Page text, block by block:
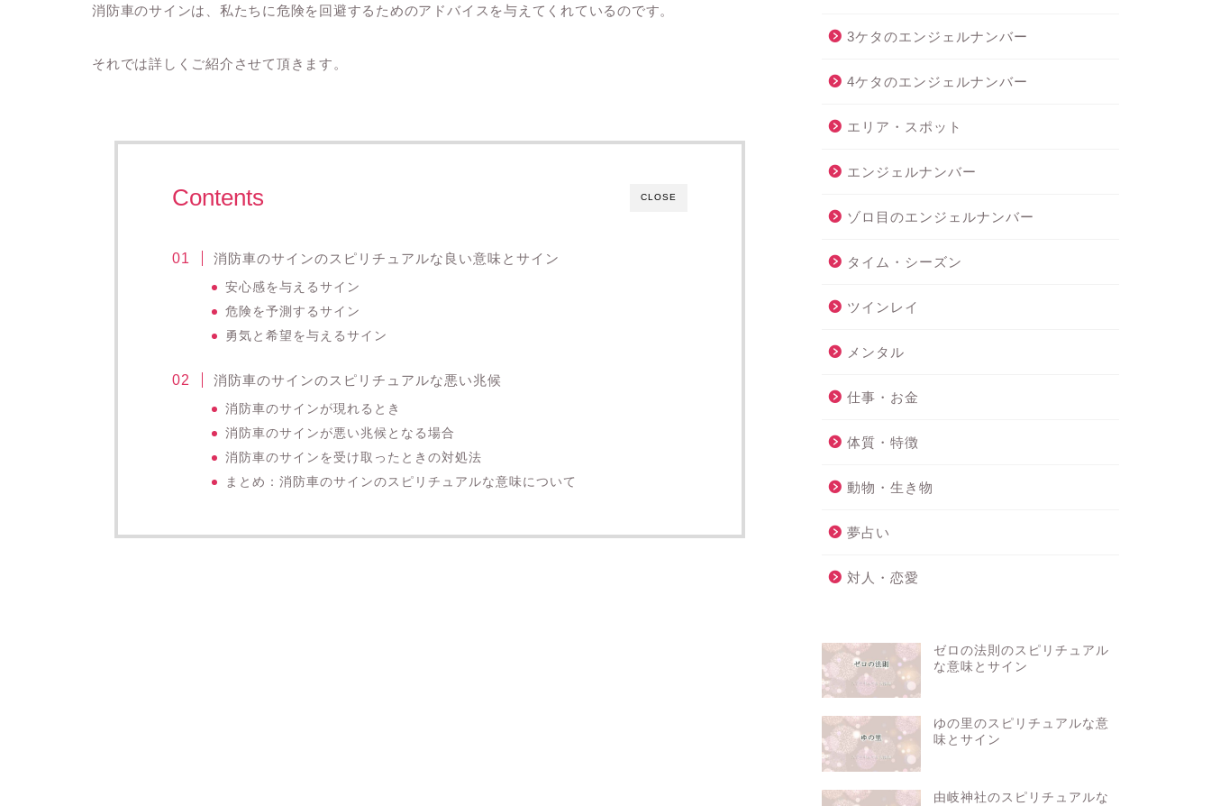
消防車のサインは、私たちに危険を回避するためのアドバイスを与えてくれているのです。
それでは詳しくご紹介させて頂きます。
CLOSE
Contents
消防車のサインのスピリチュアルな良い意味とサイン
安心感を与えるサイン
危険を予測するサイン
勇気と希望を与えるサイン
消防車のサインのスピリチュアルな悪い兆候
消防車のサインが現れるとき
消防車のサインが悪い兆候となる場合
消防車のサインを受け取ったときの対処法
まとめ：消防車のサインのスピリチュアルな意味について
3ケタのエンジェルナンバー
4ケタのエンジェルナンバー
エリア・スポット
エンジェルナンバー
ゾロ目のエンジェルナンバー
タイム・シーズン
ツインレイ
メンタル
仕事・お金
体質・特徴
動物・生き物
夢占い
対人・恋愛
ゼロの法則のスピリチュアル
な意味とサイン
ゆの里のスピリチュアルな意
味とサイン
由岐神社のスピリチュアルな